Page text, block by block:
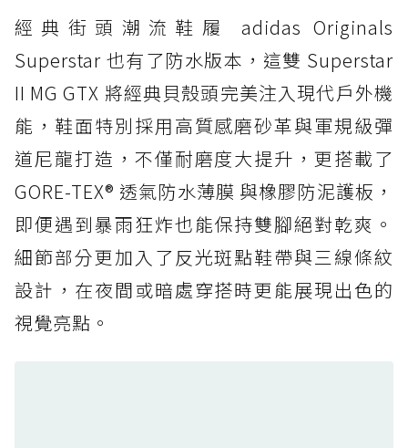
防水鞋推薦 4. ASICS TRABUCO 14 GTX：搭
載 GORE-TEX 隱形貼合科技，全方位防水神鞋
防水鞋推薦 5. Salomon XT-6 GORE-TEX：潮
人必備山系鞋王！防滑、防水與街頭顏值一次攻
頂
防水鞋推薦 6. HOKA Stinson Evo GTX：越野
復刻厚底，GORE-TEX 防水與增高神器一次滿
防水鞋推薦 7. Timberland Motion Access：
黃靴同級頂級防水，輕量化工裝健走鞋雨天必備
防水鞋推薦 7. Timberland Motion Access：
黃靴同級頂級防水，輕量化工裝健走鞋雨天必備
經典街頭潮流鞋履 adidas Originals
Superstar 也有了防水版本，這雙 Superstar
II MG GTX 將經典貝殼頭完美注入現代戶外機
能，鞋面特別採用高質感磨砂革與軍規級彈
道尼龍打造，不僅耐磨度大提升，更搭載了
GORE-TEX® 透氣防水薄膜 與橡膠防泥護板，
即便遇到暴雨狂炸也能保持雙腳絕對乾爽。
細節部分更加入了反光斑點鞋帶與三線條紋
設計，在夜間或暗處穿搭時更能展現出色的
視覺亮點。